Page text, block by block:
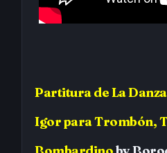
PartituradeLa
Igorpara Trombón,